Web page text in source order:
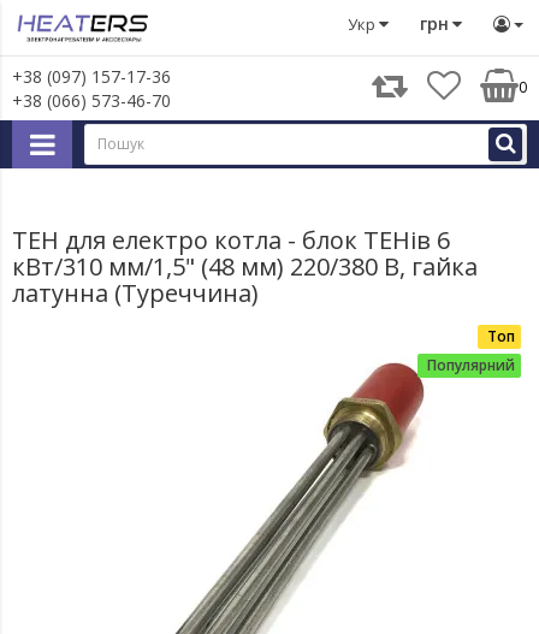
грн
Укр
+38 (097) 157-17-36
+38 (066) 573-46-70
0
Тени Блок тени ТЕН для електро котла - блок
ТЕН для електро котла - блок ТЕНів 6
кВт/310 мм/1,5" (48 мм) 220/380 В, гайка
латунна (Туреччина)
Топ
Популярний